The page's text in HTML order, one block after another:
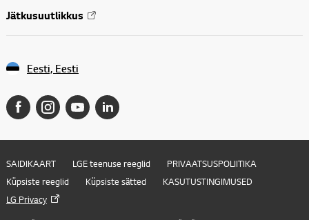
Jätkusuutlikkus
Eesti, Eesti
SAIDIKAART LGE teenuse reeglid
PRIVAATSUSPOLIITIKA
Küpsiste reeglid
Küpsiste sätted
KASUTUSTINGIMUSED
LG Privacy